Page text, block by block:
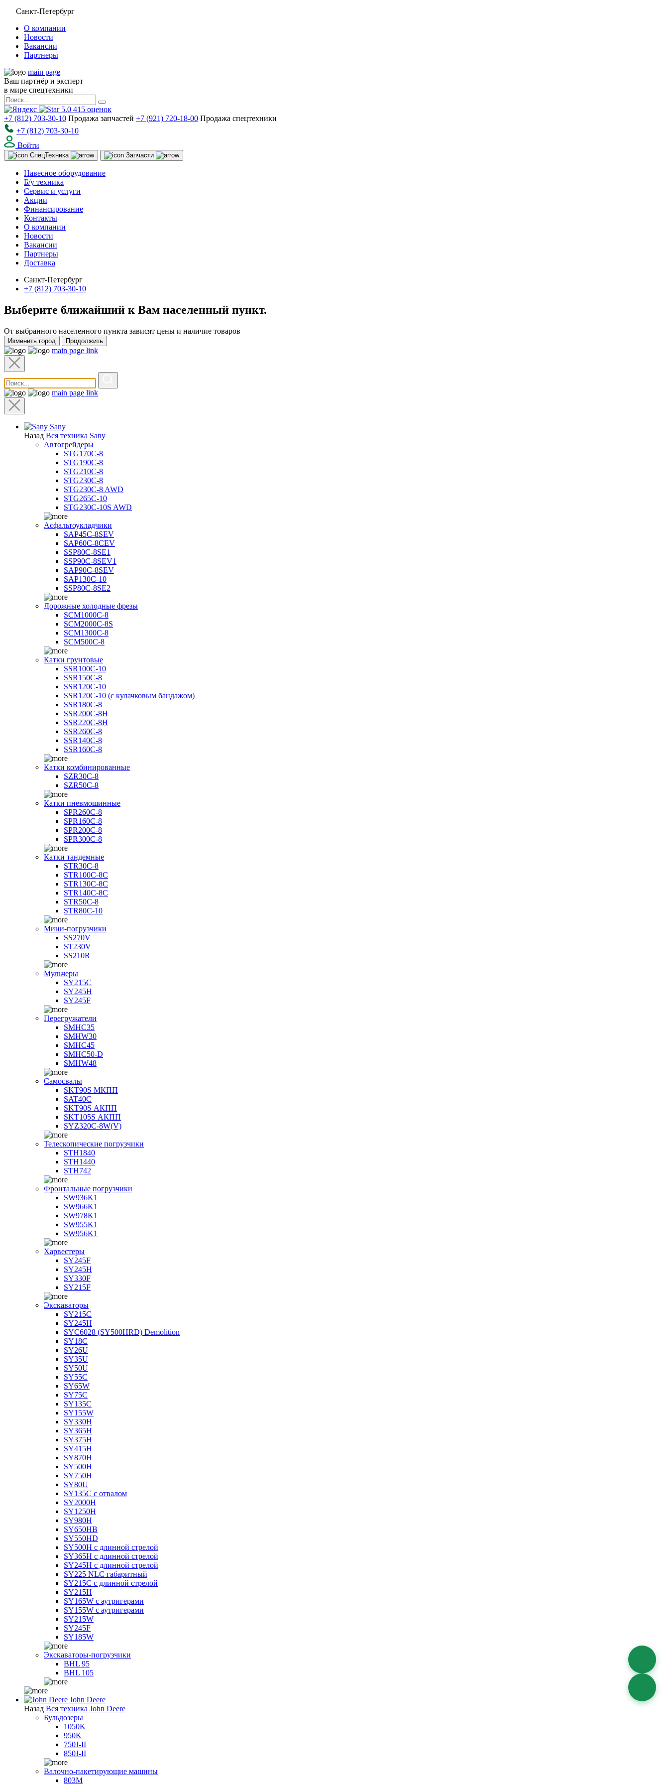
Санкт-Петербург
О компании
Новости
Вакансии
Партнеры
main page
Ваш партнёр и эксперт
в мире спецтехники
5.0 415 оценок
+7 (812) 703-30-10 Продажа запчастей +7 (921) 720-18-00 Продажа спецтехники
+7 (812) 703-30-10
Войти
СпецТехника Запчасти
Навесное оборудование
Б/у техника
Сервис и услуги
Акции
Финансирование
Контакты
О компании
Новости
Вакансии
Партнеры
Доставка
Санкт-Петербург
+7 (812) 703-30-10
Выберите ближайший к Вам населенный пункт.
От выбранного населенного пункта зависят цены и наличие товаров
Изменить город Продолжить
main page link
main page link
Sany
Назад Вся техника Sany
Автогрейдеры
STG170C-8
STG190C-8
STG210C-8
STG230C-8
STG230C-8 AWD
STG265C-10
STG230C-10S AWD
Асфальтоукладчики
SAP45С-8SEV
SAP60C-8CEV
SSP80C-8SE1
SSP90C-8SEV1
SAP90C-8SEV
SAP130C-10
SSP80C-8SE2
Дорожные холодные фрезы
SCM1000C-8
SCM2000C-8S
SCM1300C-8
SCM500C-8
Катки грунтовые
SSR100C-10
SSR150C-8
SSR120C-10
SSR120C-10 (с кулачковым бандажом)
SSR180C-8
SSR200C-8H
SSR220C-8H
SSR260C-8
SSR140C-8
SSR160C-8
Катки комбинированные
SZR30C-8
SZR50C-8
Катки пневмошинные
SPR260C-8
SPR160C-8
SPR200C-8
SPR300C-8
Катки тандемные
STR30C-8
STR100C-8С
STR130C-8С
STR140C-8С
STR50C-8
STR80C-10
Мини-погрузчики
SS270V
ST230V
SS210R
Мульчеры
SY215C
SY245H
SY245F
Перегружатели
SMHC35
SMHW30
SMHC45
SMHC50-D
SMHW48
Самосвалы
SKT90S МКПП
SAT40C
SKT90S АКПП
SKT105S АКПП
SYZ320C-8W(V)
Телескопические погрузчики
STH1840
STH1440
STH742
Фронтальные погрузчики
SW936K1
SW966K1
SW978K1
SW955K1
SW956K1
Харвестеры
SY245F
SY245H
SY330F
SY215F
Экскаваторы
SY215C
SY245H
SYC6028 (SY500HRD) Demolition
SY18C
SY26U
SY35U
SY50U
SY55C
SY65W
SY75C
SY135C
SY155W
SY330H
SY365H
SY375H
SY415H
SY870H
SY500H
SY750H
SY80U
SY135C с отвалом
SY2000H
SY1250H
SY980H
SY650HB
SY550HD
SY500H с длинной стрелой
SY365H с длинной стрелой
SY245H с длинной стрелой
SY225 NLC габаритный
SY215C с длинной стрелой
SY215H
SY165W с аутригерами
SY155W с аутригерами
SY215W
SY245F
SY185W
Экскаваторы-погрузчики
BHL 95
BHL 105
John Deere
Назад Вся техника John Deere
Бульдозеры
1050K
950K
750J-II
850J-II
Валочно-пакетирующие машины
803M